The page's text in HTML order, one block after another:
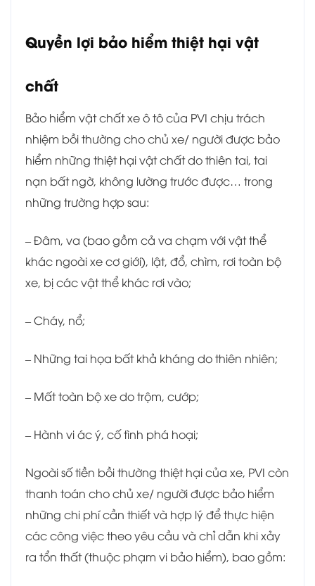
Quyền lợi bảo hiểm thiệt hại vật
chất
Bảo hiểm vật chất xe ô tô của PVI chịu trách
nhiệm bồi thường cho chủ xe/ người được bảo
hiểm những thiệt hại vật chất do thiên tai, tai
nạn bất ngờ, không lường trước được… trong
những trường hợp sau:
– Đâm, va (bao gồm cả va chạm với vật thể
khác ngoài xe cơ giới), lật, đổ, chìm, rơi toàn bộ
xe, bị các vật thể khác rơi vào;
– Cháy, nổ;
– Những tai họa bất khả kháng do thiên nhiên;
– Mất toàn bộ xe do trộm, cướp;
– Hành vi ác ý, cố tình phá hoại;
Ngoài số tiền bồi thường thiệt hại của xe, PVI còn
thanh toán cho chủ xe/ người được bảo hiểm
những chi phí cần thiết và hợp lý để thực hiện
các công việc theo yêu cầu và chỉ dẫn khi xảy
ra tổn thất (thuộc phạm vi bảo hiểm), bao gồm: